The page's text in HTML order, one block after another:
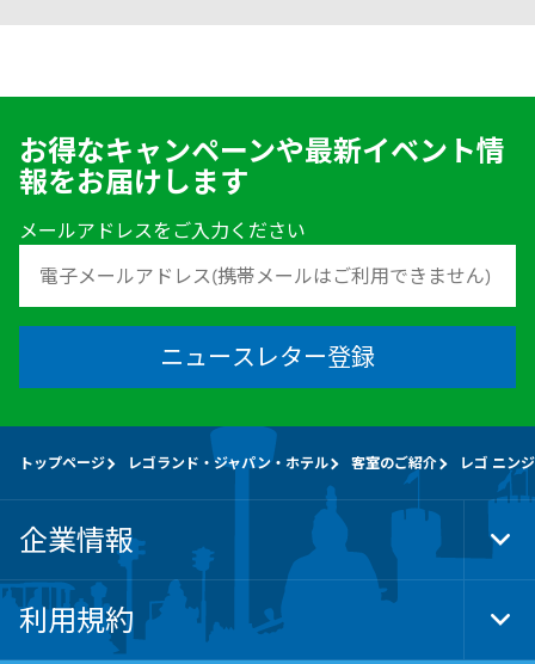
お得なキャンペーンや最新イベント情
報をお届けします
メールアドレスをご入力ください
ニュースレター登録
トップページ レゴランド・ジャパン・ホテル 客室のご紹介 レゴ ニン
企業情報
利用規約